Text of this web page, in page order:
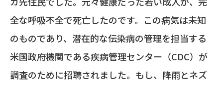
全な呼吸不全で死亡したのです。この病気は未知
のものであり、潜在的な伝染病の管理を担当する
米国政府機関である疾病管理センター（CDC）が
調査のために招聘されました。もし、降雨とネズ